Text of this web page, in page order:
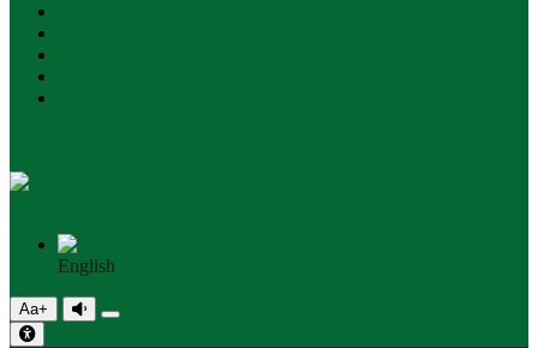
English
Aa+